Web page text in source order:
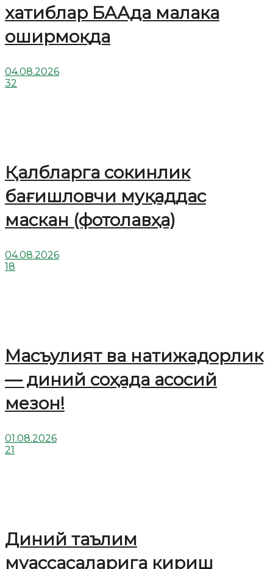
хатиблар БААда малака
оширмоқда
04.08.2026
32
Қалбларга сокинлик
бағишловчи муқаддас
маскан (фотолавҳа)
04.08.2026
18
Масъулият ва натижадорлик
— диний соҳада асосий
мезон!
01.08.2026
21
Диний таълим
муассасаларига кириш